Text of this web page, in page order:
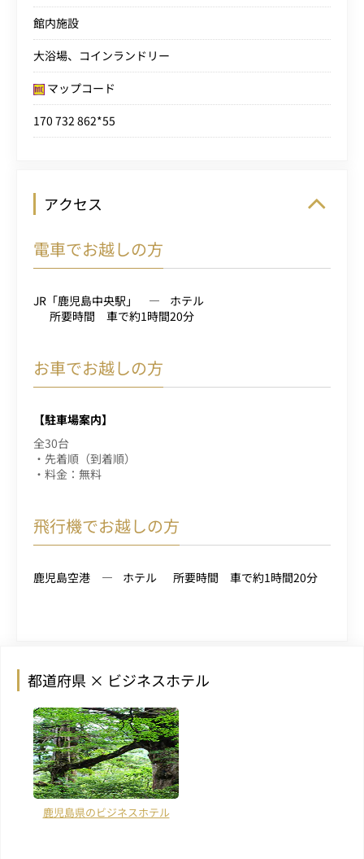
館内施設
大浴場、コインランドリー
マップコード
170 732 862*55
アクセス
電車でお越しの方
JR「鹿児島中央駅」
ホテル
所要時間 車で約1時間20分
お車でお越しの方
【駐車場案内】
全30台
・先着順（到着順）
・料金：無料
飛行機でお越しの方
鹿児島空港 ホテル 所要時間 車で約1時間20分
都道府県 × ビジネスホテル
鹿児島県のビジネスホテル